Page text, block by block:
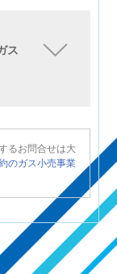
ス
るお問合せは大
のガス小売事業